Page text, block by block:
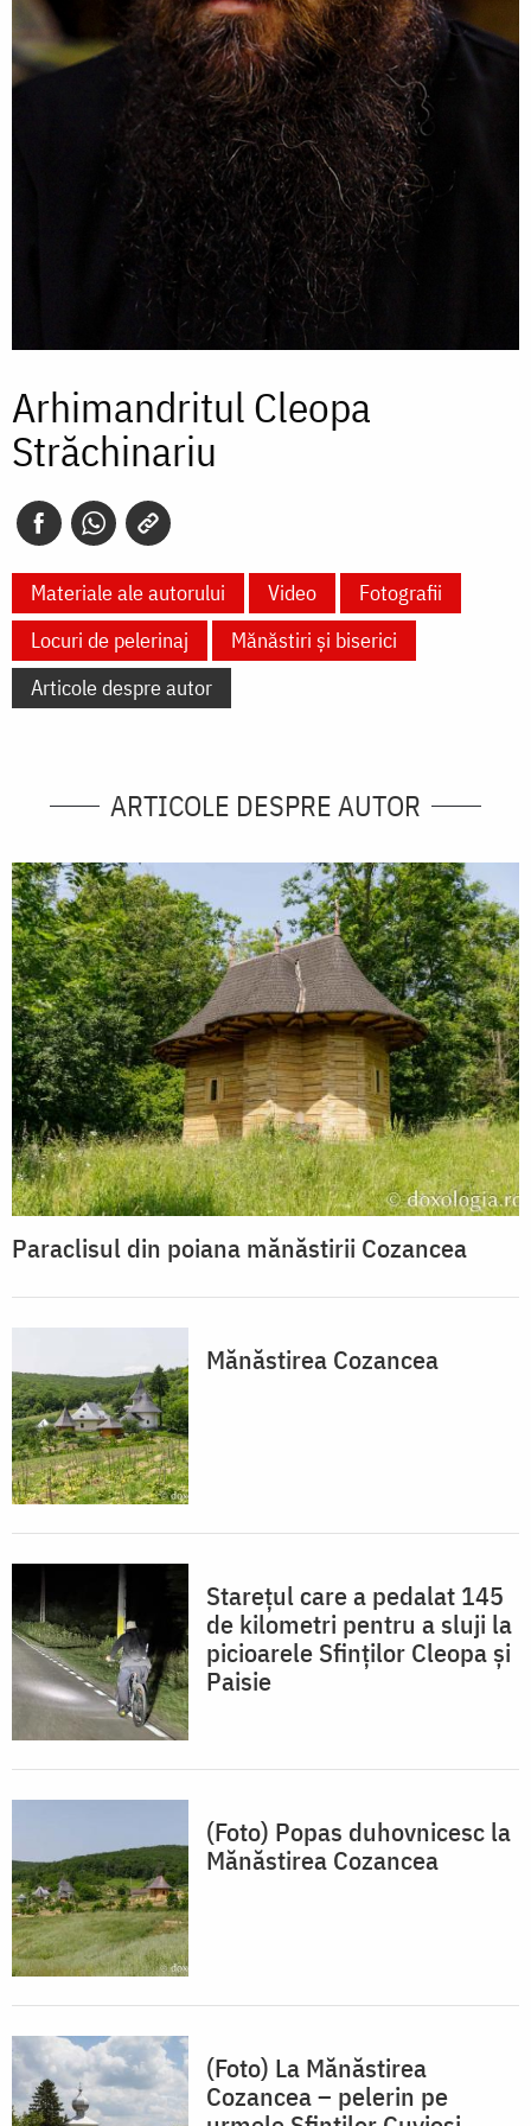
Arhimandritul Cleopa
Străchinariu
Materiale ale autorului Video
Fotografii
Locuri de pelerinaj
Mănăstiri și biserici
Articole despre autor
ARTICOLE DESPRE AUTOR
Paraclisul din poiana mănăstirii Cozancea
Mănăstirea Cozancea
Starețul care a pedalat 145
de kilometri pentru a sluji la
picioarele Sfinților Cleopa și
Paisie
(Foto) Popas duhovnicesc la
Mănăstirea Cozancea
(Foto) La Mănăstirea
Cozancea – pelerin pe